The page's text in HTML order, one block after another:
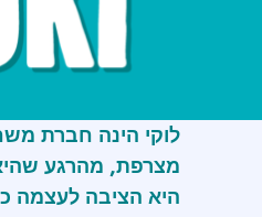
לוקי הינה חברת
היא הציבה לעצמה